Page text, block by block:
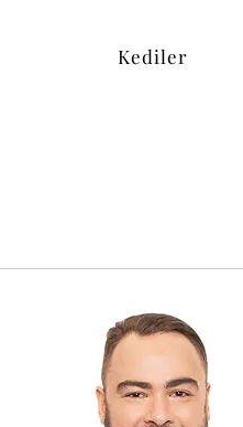
Kediler